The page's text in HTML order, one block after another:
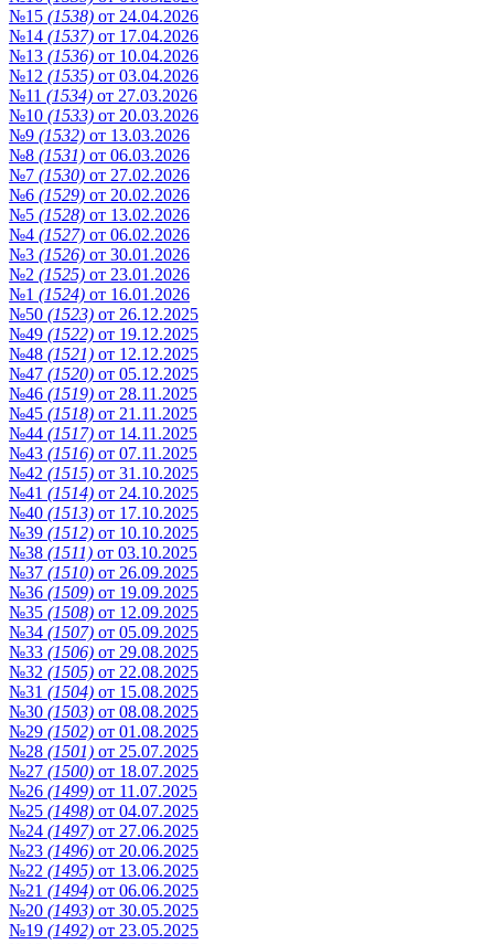
№15 (1538) от 24.04.2026
№14 (1537) от 17.04.2026
№13 (1536) от 10.04.2026
№12 (1535) от 03.04.2026
№11 (1534) от 27.03.2026
№10 (1533) от 20.03.2026
№9 (1532) от 13.03.2026
№8 (1531) от 06.03.2026
№7 (1530) от 27.02.2026
№6 (1529) от 20.02.2026
№5 (1528) от 13.02.2026
№4 (1527) от 06.02.2026
№3 (1526) от 30.01.2026
№2 (1525) от 23.01.2026
№1 (1524) от 16.01.2026
№50 (1523) от 26.12.2025
№49 (1522) от 19.12.2025
№48 (1521) от 12.12.2025
№47 (1520) от 05.12.2025
№46 (1519) от 28.11.2025
№45 (1518) от 21.11.2025
№44 (1517) от 14.11.2025
№43 (1516) от 07.11.2025
№42 (1515) от 31.10.2025
№41 (1514) от 24.10.2025
№40 (1513) от 17.10.2025
№39 (1512) от 10.10.2025
№38 (1511) от 03.10.2025
№37 (1510) от 26.09.2025
№36 (1509) от 19.09.2025
№35 (1508) от 12.09.2025
№34 (1507) от 05.09.2025
№33 (1506) от 29.08.2025
№32 (1505) от 22.08.2025
№31 (1504) от 15.08.2025
№30 (1503) от 08.08.2025
№29 (1502) от 01.08.2025
№28 (1501) от 25.07.2025
№27 (1500) от 18.07.2025
№26 (1499) от 11.07.2025
№25 (1498) от 04.07.2025
№24 (1497) от 27.06.2025
№23 (1496) от 20.06.2025
№22 (1495) от 13.06.2025
№21 (1494) от 06.06.2025
№20 (1493) от 30.05.2025
№19 (1492) от 23.05.2025